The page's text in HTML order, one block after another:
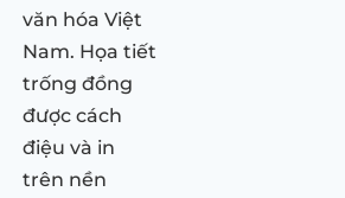
văn hóa Việt
Nam. Họa tiết
trống đồng
được cách
điệu và in
trên nền